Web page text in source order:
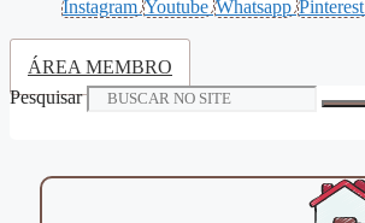
Instagram Youtube Whatsapp Pinterest
ÁREA MEMBRO
Pesquisar